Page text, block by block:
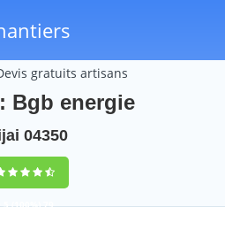
gratuits artisans
Bgb energie
04350
(100%)79